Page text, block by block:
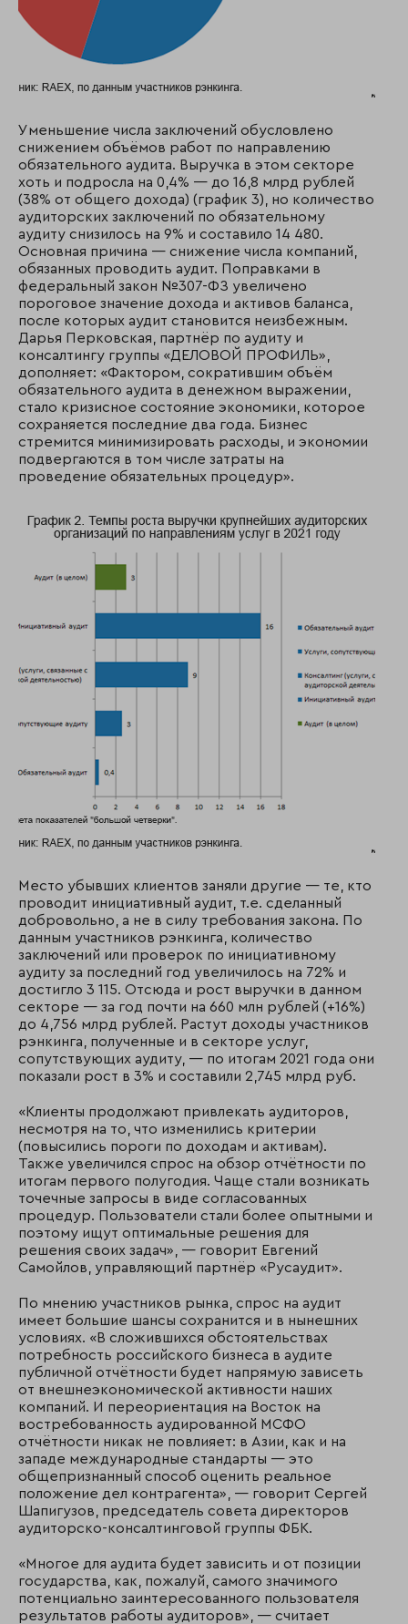
Уменьшение числа заключений обусловлено
снижением объёмов работ по направлению
обязательного аудита. Выручка в этом секторе
хоть и подросла на 0,4% — до 16,8 млрд рублей
(38% от общего дохода) (график 3), но количество
аудиторских заключений по обязательному
аудиту снизилось на 9% и составило 14 480.
Основная причина — снижение числа компаний,
обязанных проводить аудит. Поправками в
федеральный закон №307-ФЗ увеличено
пороговое значение дохода и активов баланса,
после которых аудит становится неизбежным.
Дарья Перковская, партнёр по аудиту и
консалтингу группы «ДЕЛОВОЙ ПРОФИЛЬ»,
дополняет: «Фактором, сократившим объём
обязательного аудита в денежном выражении,
стало кризисное состояние экономики, которое
сохраняется последние два года. Бизнес
стремится минимизировать расходы, и экономии
подвергаются в том числе затраты на
проведение обязательных процедур».
Место убывших клиентов заняли другие — те, кто
проводит инициативный аудит, т.е. сделанный
добровольно, а не в силу требования закона. По
данным участников рэнкинга, количество
заключений или проверок по инициативному
аудиту за последний год увеличилось на 72% и
достигло 3 115. Отсюда и рост выручки в данном
секторе — за год почти на 660 млн рублей (+16%)
до 4,756 млрд рублей. Растут доходы участников
рэнкинга, полученные и в секторе услуг,
сопутствующих аудиту, — по итогам 2021 года они
показали рост в 3% и составили 2,745 млрд руб.
«Клиенты продолжают привлекать аудиторов,
несмотря на то, что изменились критерии
(повысились пороги по доходам и активам).
Также увеличился спрос на обзор отчётности по
итогам первого полугодия. Чаще стали возникать
точечные запросы в виде согласованных
процедур. Пользователи стали более опытными и
поэтому ищут оптимальные решения для
решения своих задач», — говорит Евгений
Самойлов, управляющий партнёр «Русаудит».
По мнению участников рынка, спрос на аудит
имеет большие шансы сохранится и в нынешних
условиях. «В сложившихся обстоятельствах
потребность российского бизнеса в аудите
публичной отчётности будет напрямую зависеть
от внешнеэкономической активности наших
компаний. И переориентация на Восток на
востребованность аудированной МСФО
отчётности никак не повлияет: в Азии, как и на
западе международные стандарты — это
общепризнанный способ оценить реальное
положение дел контрагента», — говорит Сергей
Шапигузов, председатель совета директоров
аудиторско-консалтинговой группы ФБК.
«Многое для аудита будет зависить и от позиции
государства, как, пожалуй, самого значимого
потенциально заинтересованного пользователя
результатов работы аудиторов», — считает